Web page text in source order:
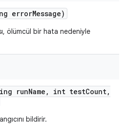
errorMessage)
ölümcül bir hata nedeniyle
runName , int testCount,
bildirir.